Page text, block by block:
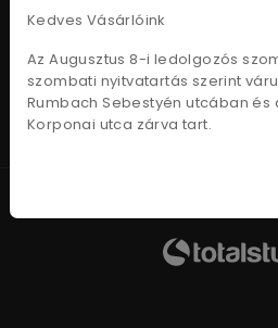
Kedves Vásárlóink
Az Augusztus 8-i ledolgozós
szombati nyitvatartás szerint
Rumbach Sebestyén utcában és
Korponai utca zárva tart.
Adatkezelési
Szállítási